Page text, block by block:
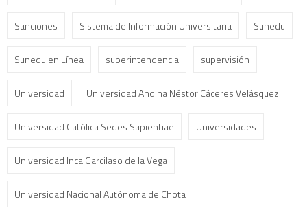
Sanciones Sistema de Información Universitaria Sunedu
Sunedu en Línea superintendencia supervisión
Universidad Universidad Andina Néstor Cáceres Velásquez
Universidad Católica Sedes Sapientiae Universidades
Universidad Inca Garcilaso de la Vega
Universidad Nacional Autónoma de Chota